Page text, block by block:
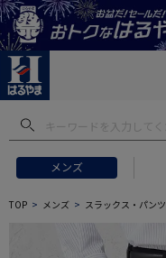
メンズ
TOP メンズ スラックス・パンツ